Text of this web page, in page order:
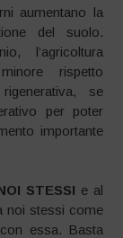
aumentano la
del suolo.
l’agricoltura
rispetto
rigenerativa, se
per poter
importante
STESSI e al
noi stessi come
essa. Basta